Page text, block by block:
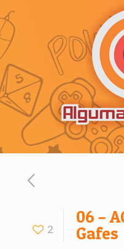
2
06 –
Gafes